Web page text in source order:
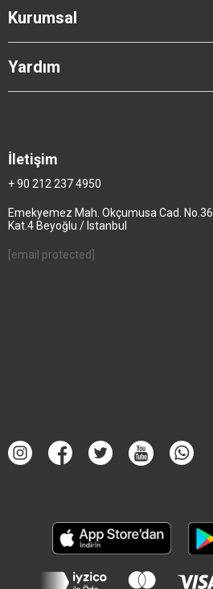
Kurumsal
Yardım
İletişim
+ 90 212 237 4950
Emekyemez Mah. Okçumusa Cad. No.36
Kat.4 Beyoğlu / Istanbul
[email protected]